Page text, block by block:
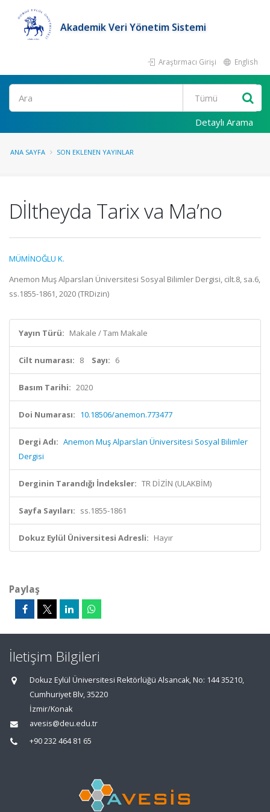
Akademik Veri Yönetim Sistemi
Araştırmacı Girişi English
Ara
Detaylı Arama
ANA SAYFA SON EKLENEN YAYINLAR
Dİltheyda Tarix va Ma’no
MÜMİNOĞLU K.
Anemon Muş Alparslan Üniversitesi Sosyal Bilimler Dergisi, cilt.8, sa.6,
ss.1855-1861, 2020 (TRDizin)
Yayın Türü: Makale / Tam Makale
Cilt numarası: 8 Sayı: 6
Basım Tarihi: 2020
Doi Numarası: 10.18506/anemon.773477
Dergi Adı: Anemon Muş Alparslan Üniversitesi Sosyal Bilimler
Dergisi
Derginin Tarandığı İndeksler: TR DİZİN (ULAKBİM)
Sayfa Sayıları: ss.1855-1861
Dokuz Eylül Üniversitesi Adresli: Hayır
Paylaş
İletişim Bilgileri
Dokuz Eylül Üniversitesi Rektörlüğü Alsancak, No: 144 35210,
Cumhuriyet Blv, 35220
İzmir/Konak
avesis@deu.edu.tr
+90 232 464 81 65